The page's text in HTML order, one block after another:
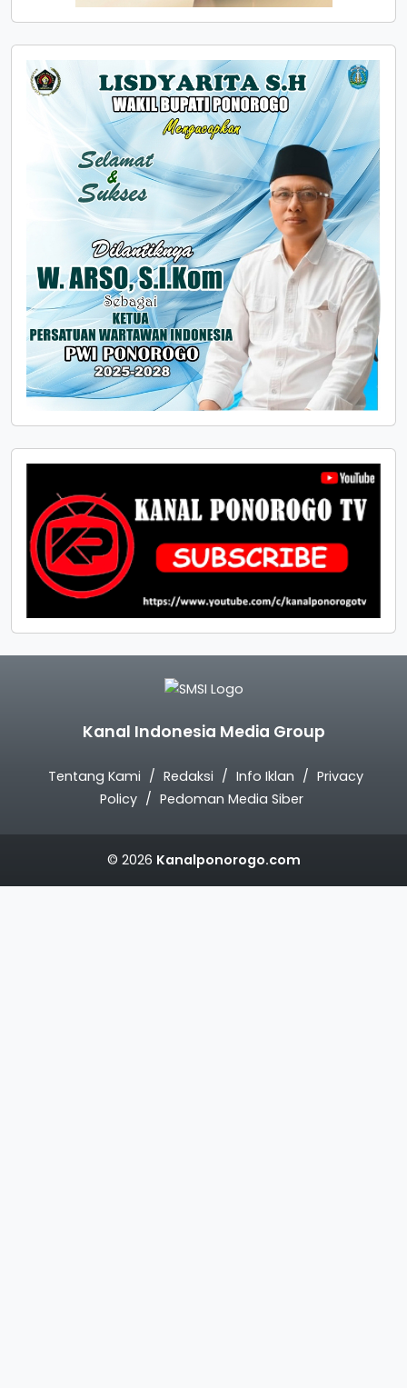
Kanal Indonesia Media Group
Tentang Kami Redaksi Info Iklan
Privacy
Policy
Pedoman Media Siber
© 2026 Kanalponorogo.com